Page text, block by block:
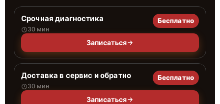
Срочная диагностика
30 мин
Бесплатно
Записаться
Доставка в сервис и обратно
30 мин
Бесплатно
Записаться